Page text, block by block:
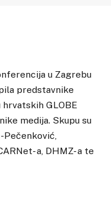
u Zagrebu
predstavnike
GLOBE
medija. Skupu su
Pečenković,
a, DHMZ- a te